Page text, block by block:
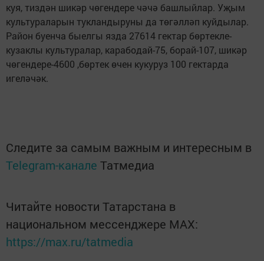
куя, тиздән шикәр чөгендере чәчә башлыйлар. Уҗым
культураларын тукландыруны да төгәлләп куйдылар.
Район буенча быелгы язда 27614 гектар бөртекле-
кузаклы культуралар, карабодай-75, борай-107, шикәр
чөгендере-4600 ,бөртек өчен кукуруз 100 гектарда
игеләчәк.
Следите за самым важным и интересным в
Telegram-канале Татмедиа
Читайте новости Татарстана в
национальном мессенджере MАХ:
https://max.ru/tatmedia